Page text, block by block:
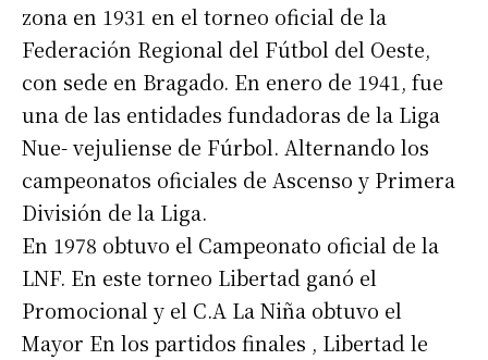
zona en 1931 en el torneo oficial de la
Federación Regional del Fútbol del Oeste,
con sede en Bragado. En enero de 1941, fue
una de las entidades fundadoras de la Liga
Nue- vejuliense de Fúrbol. Alternando los
campeonatos oficiales de Ascenso y Primera
División de la Liga.
En 1978 obtuvo el Campeonato oficial de la
LNF. En este torneo Libertad ganó el
Promocional y el C.A La Niña obtuvo el
Mayor En los partidos finales , Libertad le